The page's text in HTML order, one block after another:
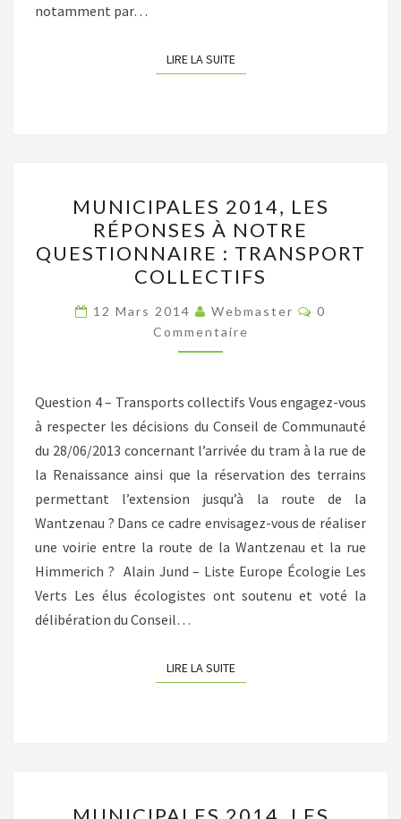
notamment par…
LIRE LA SUITELIRE LA SUITE
2014,
LES
RÉPONSES
À
NOTRE
QUESTIONNAIRE
:
COLLECTIFS
MUNICIPALES 2014, LES
RÉPONSES À NOTRE
QUESTIONNAIRE : TRANSPORT
COLLECTIFS
12 Mars 2014 Webmaster
0
Commentaire
Question 4 – Transports collectifs Vous engagez-vous
à respecter les décisions du Conseil de Communauté
du 28/06/2013 concernant l’arrivée du tram à la rue de
la Renaissance ainsi que la réservation des terrains
permettant l’extension jusqu’à la route de la
Wantzenau ? Dans ce cadre envisagez-vous de réaliser
une voirie entre la route de la Wantzenau et la rue
Himmerich ? Alain Jund – Liste Europe Écologie Les
Verts Les élus écologistes ont soutenu et voté la
délibération du Conseil…
LIRE LA SUITELIRE LA SUITE